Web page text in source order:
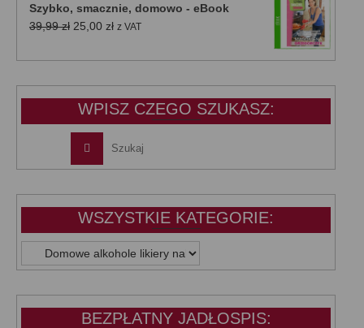
39,99 zł.25,00 zł.
Szybko, smacznie, domowo - eBook
39,99zł Pierwotna
wynosiła:
25,00 złAktualna
wynosi:
z VAT
WPISZ CZEGO SZUKASZ:
WSZYSTKIE KATEGORIE:
WSZYSTKIE
KATEGORIE:
BEZPŁATNY JADŁOSPIS: